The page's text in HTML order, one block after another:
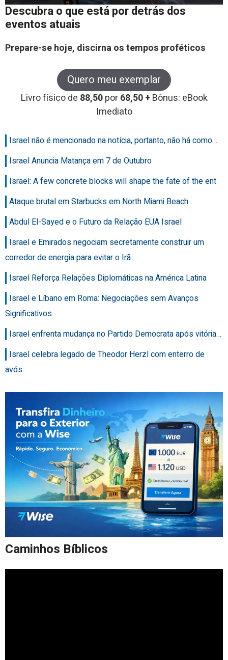
Descubra o que está por detrás dos
eventos atuais
Prepare-se hoje, discirna os tempos proféticos
Quero meu exemplar
Livro físico de88,50 por68,50 +Bônus: eBook
Imediato
Israel não é mencionado na notícia, portanto, não há como…
Israel Anuncia Matança em 7 de Outubro
Israel: A few concrete blocks will shape the fate of the ent
Ataque brutal em Starbucks em North Miami Beach
Abdul El-Sayed e o Futuro da Relação EUA Israel
Israel e Emirados negociam secretamente construir um
corredor de energia para evitar o Irã
Israel Reforça Relações Diplomáticas na América Latina
Israel e Líbano em Roma: Negociações sem Avanços
Significativos
Israel enfrenta mudança no Partido Democrata após vitória…
Israel celebra legado de Theodor Herzl com enterro de
avós
Caminhos Bíblicos